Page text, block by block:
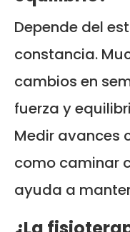
Depende del
constancia.
cambios en
fuerza y
Medir avances
como caminar
ayuda a